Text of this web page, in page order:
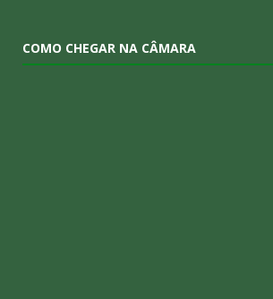
COMO CHEGAR NA CÂMARA